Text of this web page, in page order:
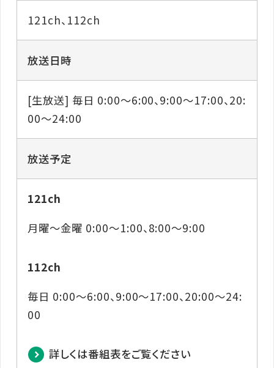
121ch、112ch
放送日時
[生放送] 毎日 0:00～6:00、9:00～17:00、20:
00～24:00
放送予定
121ch
月曜～金曜 0:00～1:00、8:00～9:00
112ch
毎日 0:00～6:00、9:00～17:00、20:00～24:
00
詳しくは番組表をご覧ください